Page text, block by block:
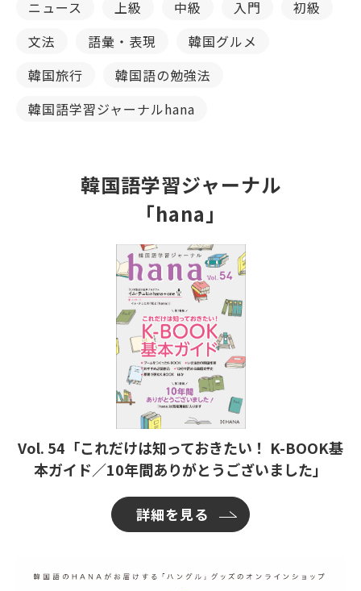
ニュース 上級 中級 入門
初級
文法
語彙・表現
韓国グルメ
韓国旅行
韓国語の勉強法
韓国語学習ジャーナルhana
韓国語学習ジャーナル
「hana」
Vol. 54「これだけは知っておきたい！ K-BOOK基
本ガイド／10年間ありがとうございました」
詳細を見る